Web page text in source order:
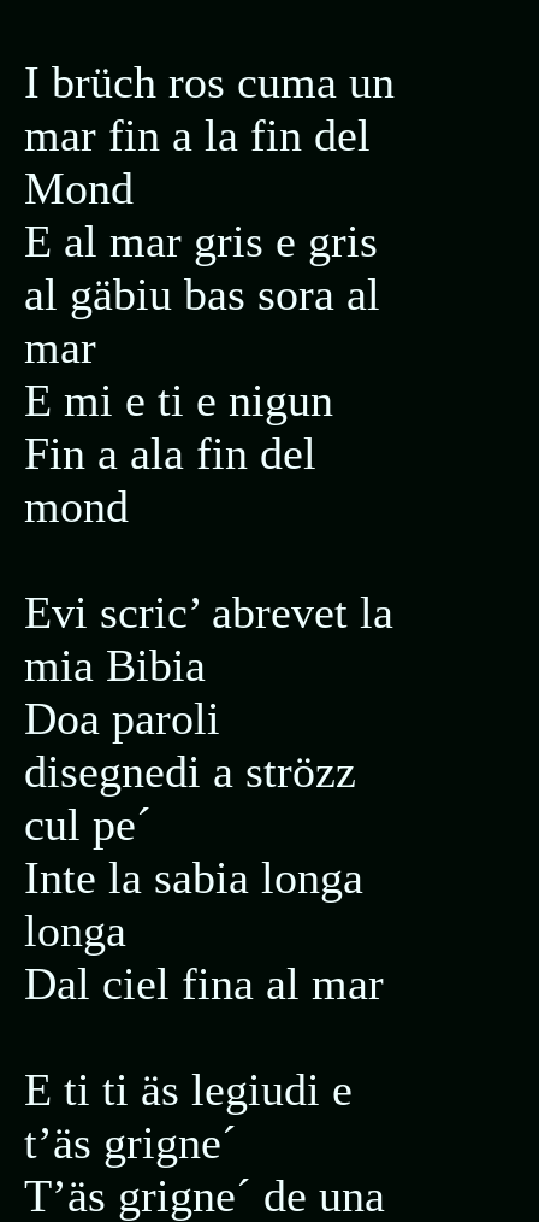
I brüch ros cuma un
mar fin a la fin del
Mond
E al mar gris e gris
al gäbiu bas sora al
mar
E mi e ti e nigun
Fin a ala fin del
mond
Evi scric’ abrevet la
mia Bibia
Doa paroli
disegnedi a strözz
cul pe´
Inte la sabia longa
longa
Dal ciel fina al mar
E ti ti äs legiudi e
t’äs grigne´
T’äs grigne´ de una